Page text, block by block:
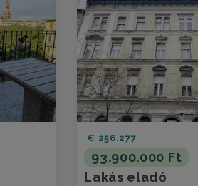
93.900.000 Ft
€ 256.277
Lakás eladó